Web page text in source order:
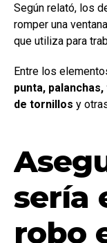
Según relató, los
romper una
que utiliza para
Entre los
punta,
de tornillos y
sería
robo